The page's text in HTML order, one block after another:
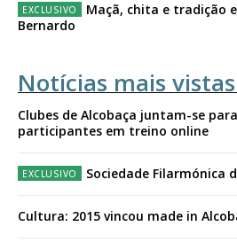
Maçã, chita e tradição
Bernardo
Notícias mais vistas
Clubes de Alcobaça juntam-se
participantes em treino online
Sociedade Filarmónica
Cultura: 2015 vincou made in